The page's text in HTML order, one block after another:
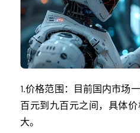
1.价格范围：目前国内市场
百元到九百元之间，具体
大。